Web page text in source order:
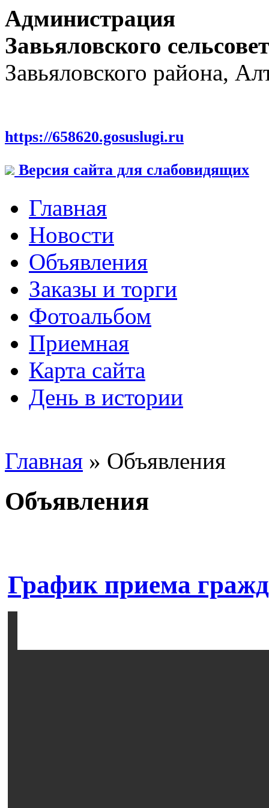
Администрация
Завьяловского
Завьяловского района,
https://658620.gosuslugi.ru
Версия сайта для слабовидящих
Главная
Новости
Объявления
Заказы и торги
Фотоальбом
Приемная
Карта сайта
День в истории
Главная » Объявления
Объявления
График приема